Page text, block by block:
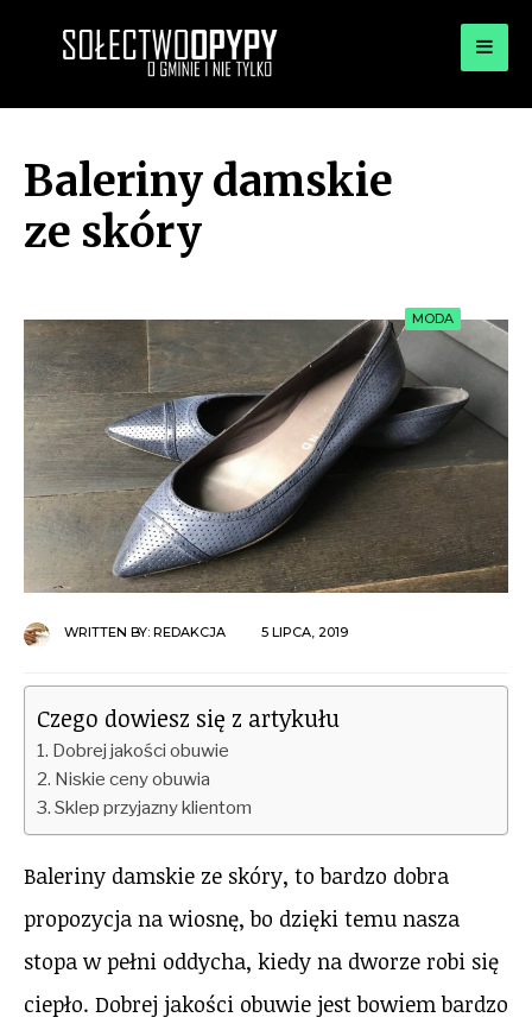
OPYPY.PL
Baleriny damskie
ze skóry
MODA
WRITTEN BY: REDAKCJA 5 LIPCA, 2019
Czego dowiesz się z artykułu
Dobrej jakości obuwie
Niskie ceny obuwia
Sklep przyjazny klientom
Baleriny damskie ze skóry, to bardzo dobra
propozycja na wiosnę, bo dzięki temu nasza
stopa w pełni oddycha, kiedy na dworze robi się
ciepło. Dobrej jakości obuwie jest bowiem bardzo